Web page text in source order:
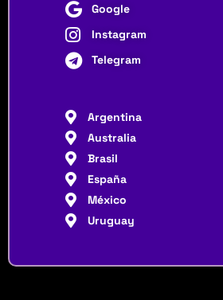
Google
Instagram
Telegram
Argentina
Australia
Brasil
España
México
Uruguay